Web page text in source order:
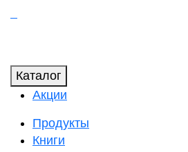
Каталог
Акции
Продукты
Книги